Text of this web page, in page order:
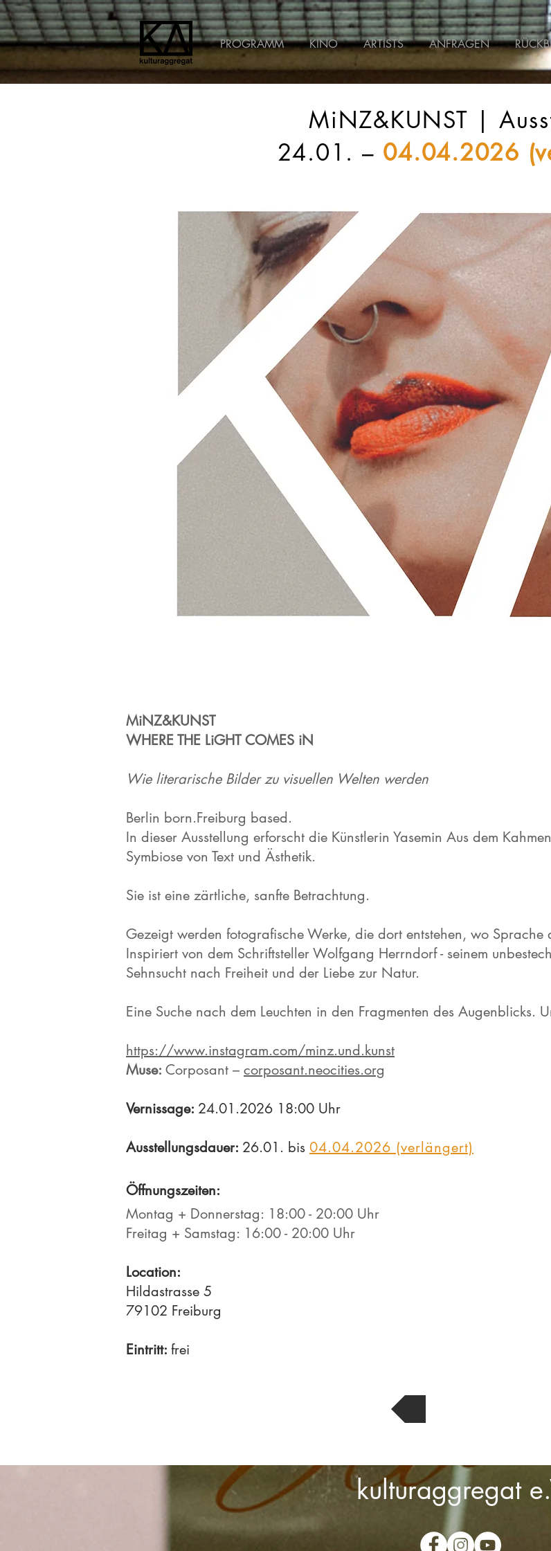
PROGRAMM KINO ARTISTS ANFRAGEN
MiNZ&KUNST |
24.01. – 04.04.2026
MiNZ&KUNST
WHERE THE LiGHT COMES iN
Wie literarische Bilder zu visuellen Welten werden
Berlin born.Freiburg based.
In dieser Ausstellung erforscht die Künstlerin Yasemin Aus dem
Symbiose von Text und Ästhetik.
Sie ist eine zärtliche, sanfte Betrachtung.
Gezeigt werden fotografische Werke, die dort entstehen, wo
Inspiriert von dem Schriftsteller Wolfgang Herrndorf - seinem
Sehnsucht nach Freiheit und der Liebe zur Natur.
Eine Suche nach dem Leuchten in den Fragmenten des Augenblicks.
https://www.instagram.com/minz.und.kunst
Muse: Corposant – corposant.neocities.org
Vernissage: 24.01.2026 18:00 Uhr
Ausstellungsdauer: 26.01. bis 04.04.2026 (verlängert)
Öffnungszeiten:
Montag + Donnerstag: 18:00 - 20:00 Uhr
Freitag + Samstag: 16:00 - 20:00 Uhr
Location:
Hildastrasse 5
79102 Freiburg
​Eintritt: frei
kulturaggregat